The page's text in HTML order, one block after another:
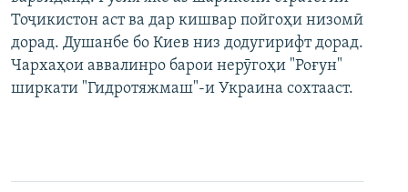
Тоҷикистон аст ва дар кишвар пойгоҳи низомӣ
дорад. Душанбе бо Киев низ додугирифт дорад.
Чархаҳои аввалинро барои нерӯгоҳи "Роғун"
ширкати "Гидротяжмаш"-и Украина сохтааст.